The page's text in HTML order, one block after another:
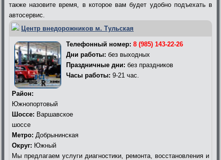
также назовите время, в которое вам будет удобно подъехать в
автосервис.
Центр внедорожников м. Тульская
Телефонный номер: 8 (985) 143-22-26
Дни работы: без выходных
Праздничные дни: без праздников
Часы работы: 9-21 час.
Район:
Южнопортовый
Шоссе: Варшавское
шоссе
Метро: Добрынинская
Округ: Южный
Мы предлагаем услуги диагностики, ремонта, восстановления и